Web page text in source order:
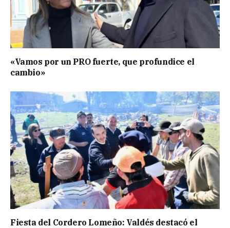
«Vamos por un PRO fuerte, que profundice el
cambio»
Fiesta del Cordero Lomeño: Valdés destacó el